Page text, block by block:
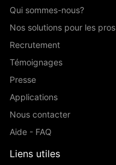
Qui sommes-nous?
Nos solutions pour les pros
Recrutement
Témoignages
Presse
Applications
Nous contacter
Aide - FAQ
Liens utiles